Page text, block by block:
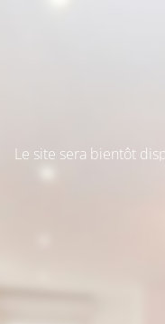
Le site sera bientôt